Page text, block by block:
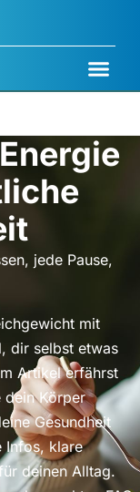
jede Pause,
mit
dir selbst etwas
Artikel erfährst
Körper
Gesundheit
Infos, klare
deinen Alltag.